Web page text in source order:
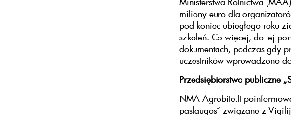
miliony euro dla
pod koniec ubiegłego roku
szkoleń. Co więcej, do tej
dokumentach, podczas gdy
uczestników wprowadzono
Przedsiębiorstwo publiczne
NMA Agrobite.lt
paslaugos“ związane z